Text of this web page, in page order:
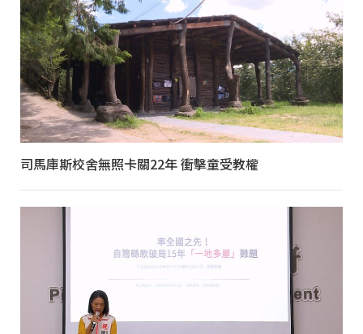
司馬庫斯校舍無照卡關22年 衝擊童受教權